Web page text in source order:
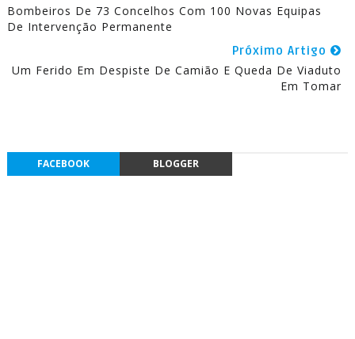
Bombeiros De 73 Concelhos Com 100 Novas Equipas
De Intervenção Permanente
Próximo Artigo
Um Ferido Em Despiste De Camião E Queda De Viaduto
Em Tomar
FACEBOOK BLOGGER